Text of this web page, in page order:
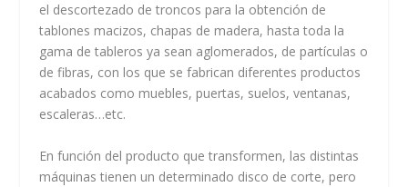
el descortezado de troncos para la obtención de
tablones macizos, chapas de madera, hasta toda la
gama de tableros ya sean aglomerados, de partículas o
de fibras, con los que se fabrican diferentes productos
acabados como muebles, puertas, suelos, ventanas,
escaleras…etc.
En función del producto que transformen, las distintas
máquinas tienen un determinado disco de corte, pero